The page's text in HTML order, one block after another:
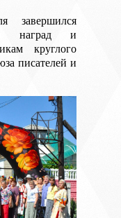
завершился
наград и
круглого
писателей и